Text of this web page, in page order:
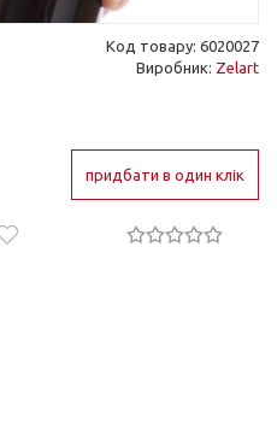
Код товару: 6020027
Виробник: Zelart
придбати в один клік